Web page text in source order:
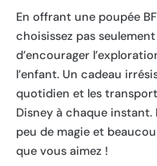
En offrant une poupée
choisissez pas
d’encourager
l’enfant. Un cadeau
quotidien et les
Disney à chaque
peu de magie et
que vous aimez !